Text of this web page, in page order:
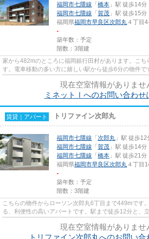
福岡市七隈線 「 橋本 」駅 徒歩14分
福岡市七隈線 「 賀茂 」駅 徒歩15分
福岡県福岡市早良区次郎丸 ４丁目
-
築年数：予定
階数：3階建
家から482mのところに福岡銀行田村があります。こち
す。電車移動の多い方に嬉しい駅から徒歩6分の物件で
現在空室情報がありませ
ミネットⅠへのお問い合わせ
賃貸｜アパート トリファイン次郎丸
福岡市七隈線 「 次郎丸 」駅 徒歩12
福岡市七隈線 「 賀茂 」駅 徒歩14分
福岡市七隈線 「 橋本 」駅 徒歩21分
福岡県福岡市早良区次郎丸 ４丁目
-
築年数：予定
階数：3階建
こちらの物件からローソン次郎丸6丁目まで449mです
る、利便性の高いアパートです。駅まで徒歩12分と、
現在空室情報がありませ
トリファイン次郎丸へのお問い合